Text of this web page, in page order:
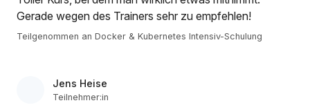
Gerade wegen des Trainers sehr zu empfehlen!
Teilgenommen an Docker & Kubernetes Intensiv-Schulung
Jens Heise
Teilnehmer:in